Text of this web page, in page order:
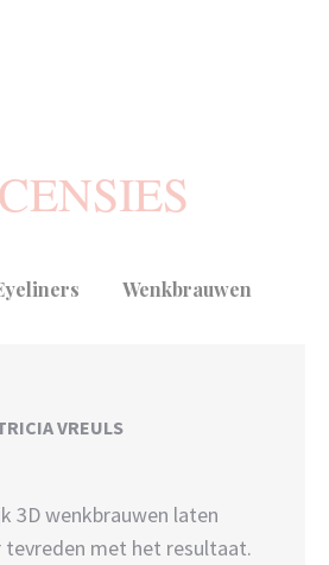
Wenkbrauwen
VREULS
3D wenkbrauwen laten
tevreden met het resultaat.